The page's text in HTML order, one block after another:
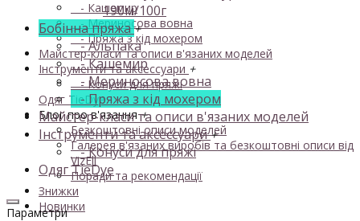
- Кашемир
- Мериносова вовна
- Пряжа з кід мохером
Майстер-класи та описи в'язаних моделей
Інструменти та аксессуари +
- Конуси для пряжі
Одяг TieDye
Блог про в'язання+
Безкоштовні описи моделей
Галерея в'язаних виробів та безкоштовні описи від
VizEll
Поради та рекомендації
Знижки
Новинки
190м/100г
Бобінна пряжа+
- Альпака
- Кашемир
- Мериносова вовна
- Пряжа з кід мохером
Майстер-класи та описи в'язаних моделей
Інструменти та аксессуари+
- Конуси для пряжі
Одяг TieDye
Параметри